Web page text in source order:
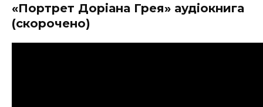
«Портрет Доріана Грея» аудіокнига
(скорочено)